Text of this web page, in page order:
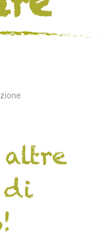
di